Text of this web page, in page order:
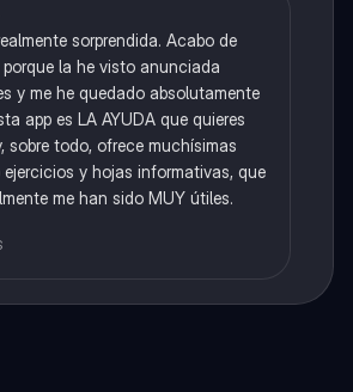
sorprendida. Acabo de
porque la he visto anunciada
y me he quedado absolutamente
app es LA AYUDA que quieres
sobre todo, ofrece muchísimas
y hojas informativas, que
me han sido MUY útiles.